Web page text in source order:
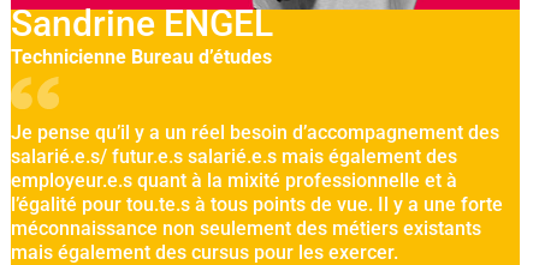
Sandrine ENGEL
Technicienne Bureau d’études
Je pense qu’il y a un réel besoin d’accompagnement des
salarié.e.s/ futur.e.s salarié.e.s mais également des
employeur.e.s quant à la mixité professionnelle et à
l’égalité pour tou.te.s à tous points de vue. Il y a une forte
méconnaissance non seulement des métiers existants
mais également des cursus pour les exercer.